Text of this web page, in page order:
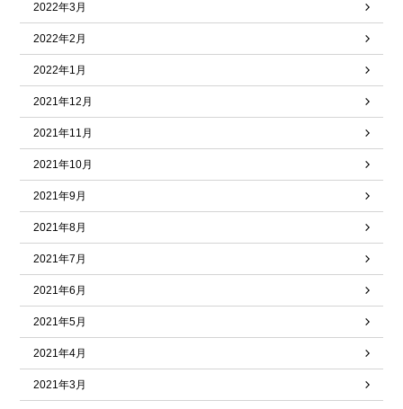
2022年3月
2022年2月
2022年1月
2021年12月
2021年11月
2021年10月
2021年9月
2021年8月
2021年7月
2021年6月
2021年5月
2021年4月
2021年3月